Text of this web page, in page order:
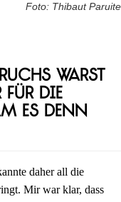
Foto: Thibaut Paruite
warst
für die
es denn
daher all die
Mir war klar, dass